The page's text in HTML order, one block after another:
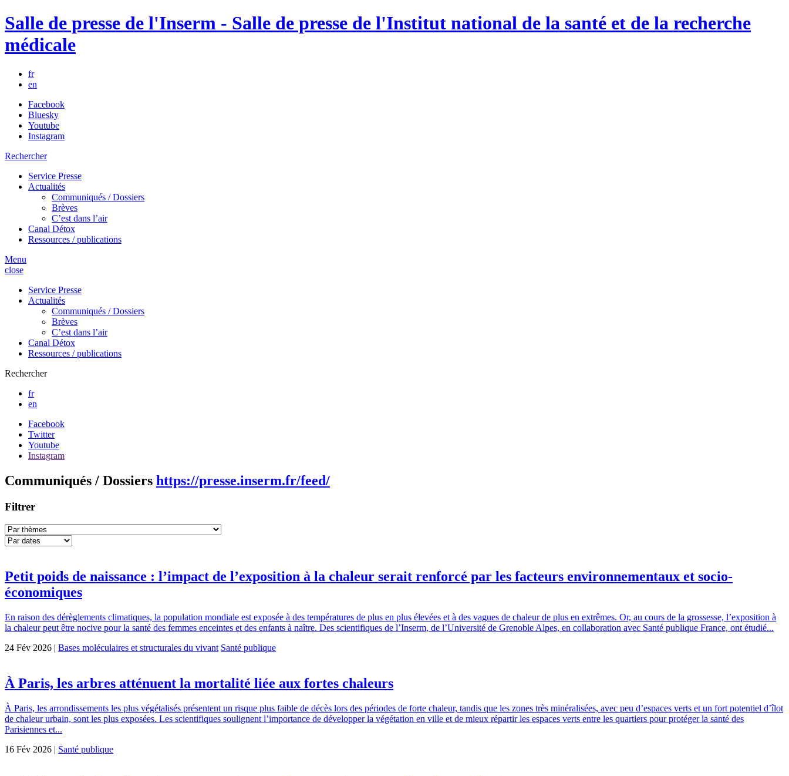
Salle de presse de l'Inserm - Salle de presse de l'Institut national de la santé et de la recherche
médicale
fr
en
Facebook
Bluesky
Youtube
Instagram
Rechercher
Service Presse
Actualités
Communiqués / Dossiers
Brèves
C’est dans l’air
Canal Détox
Ressources / publications
Menu
close
Service Presse
Actualités
Communiqués / Dossiers
Brèves
C’est dans l’air
Canal Détox
Ressources / publications
Rechercher
fr
en
Facebook
Twitter
Youtube
Instagram
Communiqués / Dossiers https://presse.inserm.fr/feed/
Filtrer
Petit poids de naissance : l’impact de l’exposition à la chaleur serait renforcé par les facteurs environnementaux et socio-
économiques
En raison des dérèglements climatiques, la population mondiale est exposée à des températures de plus en plus élevées et à des vagues de chaleur de plus en extrêmes. Or, au cours de la grossesse, l’exposition à
la chaleur peut être nocive pour la santé des femmes enceintes et des enfants à naître. Des scientifiques de l’Inserm, de l’Université de Grenoble Alpes, en collaboration avec Santé publique France, ont étudié...
24 Fév 2026 | Bases moléculaires et structurales du vivant Santé publique
À Paris, les arbres atténuent la mortalité liée aux fortes chaleurs
À Paris, les arrondissements les plus végétalisés présentent un risque plus faible de décès lors des périodes de forte chaleur, tandis que les zones très minéralisées, avec peu d’espaces verts et un fort potentiel d’îlot
de chaleur urbain, sont les plus exposées. Les scientifiques soulignent l’importance de développer la végétation en ville et de mieux répartir les espaces verts entre les quartiers pour protéger la santé des
Parisiennes et...
16 Fév 2026 | Santé publique